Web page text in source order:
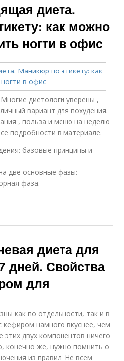
диета.
как можно
ногти в офис
диетологи уверены ,
вариант для похудения.
, польза и меню на неделю
подробности в материале.
базовые принципы и
две основные фазы:
фаза.
диета для
дней. Свойства
для
как по отдельности, так и в
кефиром намного вкуснее, чем
этих двух компонентов ничего
конечно же, нужно помнить о
из правил. Не всем